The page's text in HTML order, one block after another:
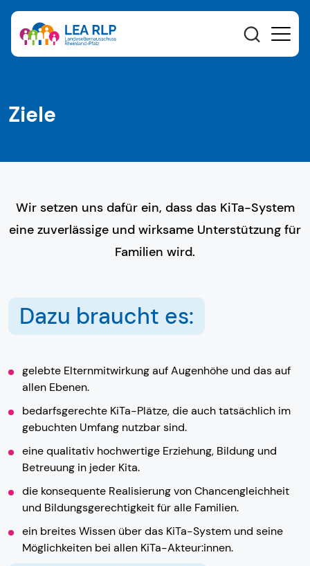
Ziele
Wir setzen uns dafür ein, dass das KiTa-System
eine zuverlässige und wirksame Unterstützung für
Familien wird.
Dazu braucht es:
gelebte Elternmitwirkung auf Augenhöhe und das auf
allen Ebenen.
bedarfsgerechte KiTa-Plätze, die auch tatsächlich im
gebuchten Umfang nutzbar sind.
eine qualitativ hochwertige Erziehung, Bildung und
Betreuung in jeder Kita.
die konsequente Realisierung von Chancengleichheit
und Bildungsgerechtigkeit für alle Familien.
ein breites Wissen über das KiTa-System und seine
Möglichkeiten bei allen KiTa-Akteur:innen.